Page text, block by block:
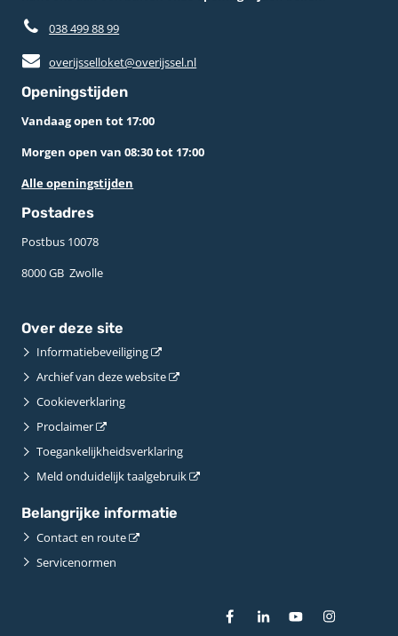
038 499 88 99
overijsselloket@overijssel.nl
Openingstijden
Vandaag open tot 17:00
Morgen open van 08:30 tot 17:00
Alle openingstijden
Postadres
Postbus 10078 ­
8000 GB ­ Zwolle
Over deze site
Informatiebeveiliging
Archief van deze website
Cookieverklaring
Proclaimer
Toegankelijkheidsverklaring
Meld onduidelijk taalgebruik
Belangrijke informatie
Contact en route
Servicenormen